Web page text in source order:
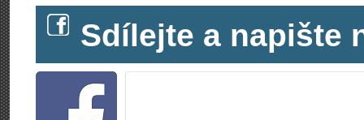
Sdílejte a napište